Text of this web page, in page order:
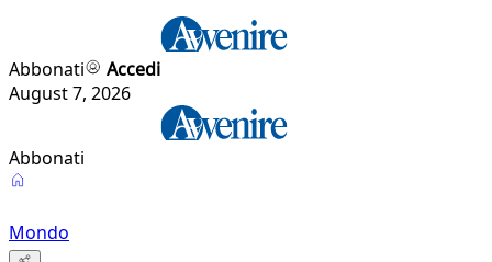
Abbonati
Accedi
August 7, 2026
Abbonati
Mondo